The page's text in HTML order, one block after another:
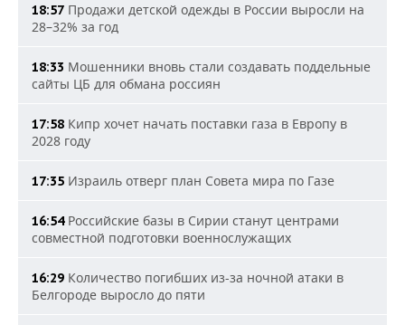
18:57 Продажи детской одежды в России выросли на
28–32% за год
18:33 Мошенники вновь стали создавать поддельные
сайты ЦБ для обмана россиян
17:58 Кипр хочет начать поставки газа в Европу в
2028 году
17:35 Израиль отверг план Совета мира по Газе
16:54Российские базы в Сирии станут центрами
совместной подготовки военнослужащих
16:29 Количество погибших из-за ночной атаки в
Белгороде выросло до пяти